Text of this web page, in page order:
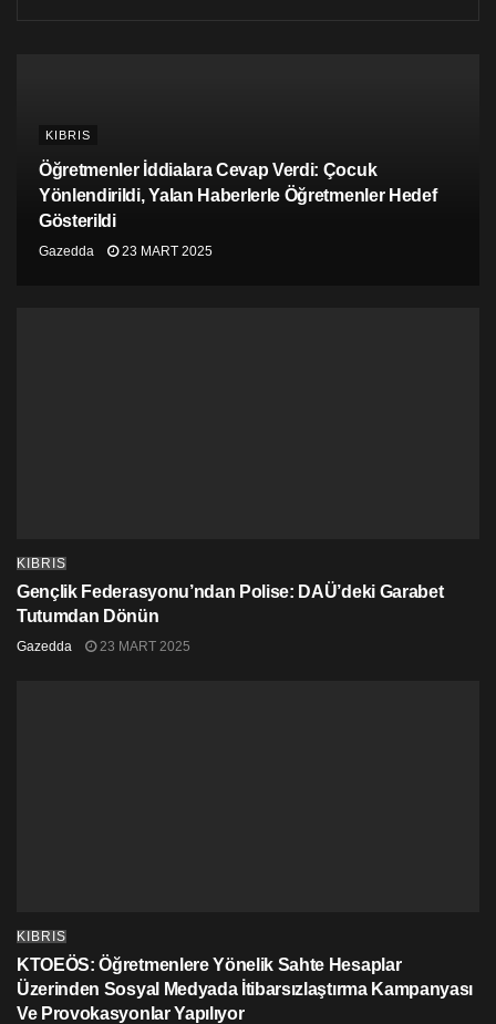
Kiprianu, teorik olarak bizim de hedefimiz olan
federasyon çözümünde en azından şu ana kadar ısrar
ettiğini hepimizin bildiği Sn. Akıncı’nın altının
oyulmasının sorun teşkil ettiği düşüncesinde olduğunu
söyledi. Kiprianu, sorunun partiler arasındaki
buluşmalar olmadığını, ancak Sn. Akıncı 2018 Nisan
almadığının sorulmasının en azından çelişkili olduğunu
ifade etti.
KIBRIS
Öğretmenler İddialara Cevap Verdi: Çocuk
Yönlendirildi, Yalan Haberlerle Öğretmenler Hedef
Gösterildi
Gazedda 23 MART 2025
KIBRIS
Gençlik Federasyonu’ndan Polise: DAÜ’deki Garabet
Tutumdan Dönün
Gazedda 23 MART 2025
KIBRIS
KTOEÖS: Öğretmenlere Yönelik Sahte Hesaplar
Üzerinden Sosyal Medyada İtibarsızlaştırma Kampanyası
Ve Provokasyonlar Yapılıyor